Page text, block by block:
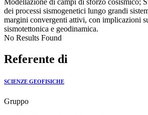
dei processi sismogenetici lungo grandi
margini convergenti attivi, con implicazioni
sismotettonica e geodinamica.
No Results Found
Referente di
SCIENZE GEOFISICHE
Gruppo